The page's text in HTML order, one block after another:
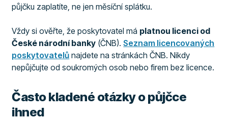
půjčku zaplatíte, ne jen měsíční splátku.
Vždy si ověřte, že poskytovatel má platnou licenci od
České národní banky (ČNB).Seznam licencovaných
poskytovatelů najdete na stránkách ČNB. Nikdy
nepůjčujte od soukromých osob nebo firem bez licence.
Často kladené otázky o půjčce
ihned